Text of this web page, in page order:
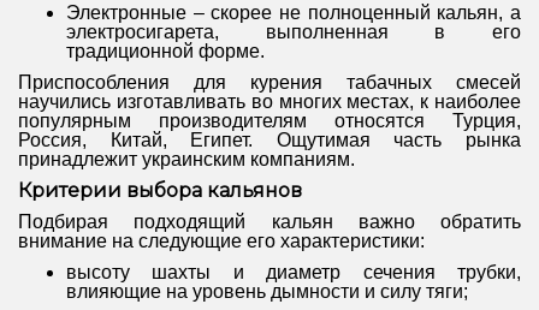
Электронные – скорее не полноценный кальян, а
электросигарета, выполненная в его
традиционной форме.
Приспособления для курения табачных смесей
научились изготавливать во многих местах, к наиболее
популярным производителям относятся Турция,
Россия, Китай, Египет. Ощутимая часть рынка
принадлежит украинским компаниям.
Критерии выбора кальянов
Подбирая подходящий кальян важно обратить
внимание на следующие его характеристики:
высоту шахты и диаметр сечения трубки,
влияющие на уровень дымности и силу тяги;